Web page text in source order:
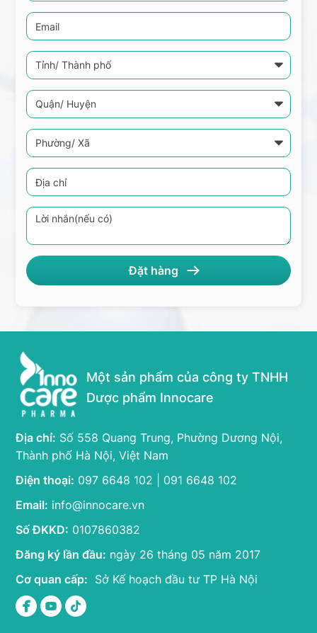
Một sản phẩm của công ty TNHH
Dược phẩm Innocare
Địa chỉ: Số 558 Quang Trung, Phường Dương Nội,
Thành phố Hà Nội, Việt Nam
Điện thoại: 097 6648 102 | 091 6648 102
Email: info@innocare.vn
Số ĐKKD: 0107860382
Đăng ký lần đầu: ngày 26 tháng 05 năm 2017
Cơ quan cấp: Sở Kế hoạch đầu tư TP Hà Nội